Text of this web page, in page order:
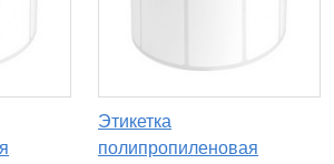
Этикетка
полипропиленовая